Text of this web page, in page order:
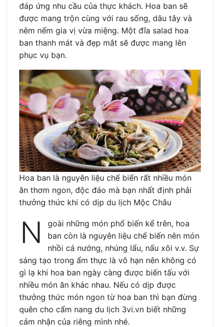
đáp ứng nhu cầu của thực khách. Hoa ban sẽ
được mang trộn cùng với rau sống, dâu tây và
nêm nếm gia vị vừa miệng. Một đĩa salad hoa
ban thanh mát và đẹp mắt sẽ được mang lên
phục vụ bạn.
Hoa ban là nguyên liệu chế biến rất nhiều món
ăn thơm ngon, độc đáo mà bạn nhất định phải
thưởng thức khi có dịp du lịch Mộc Châu
N
goài những món phổ biến kể trên, hoa
ban còn là nguyên liệu chế biến nên món
nhồi cá nướng, nhúng lẩu, nấu xôi v.v. Sự
sáng tạo trong ẩm thực là vô hạn nên không có
gì lạ khi hoa ban ngày càng được biến tấu với
nhiều món ăn khác nhau. Nếu có dịp được
thưởng thức món ngon từ hoa ban thì bạn đừng
quên cho cẩm nang du lịch 3vi.vn biết những
cảm nhận của riêng mình nhé.